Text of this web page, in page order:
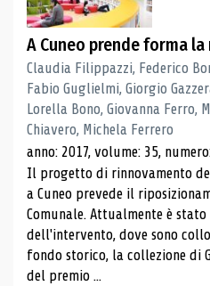
A Cuneo prende forma
Claudia Filippazzi, Federico
Fabio Guglielmi, Giorgio
Lorella Bono, Giovanna Ferro,
Chiavero, Michela Ferrero
anno: 2017, volume: 35,
Il progetto di rinnovamento
a Cuneo prevede il
Comunale. Attualmente è
dell'intervento, dove sono
fondo storico, la collezione di
del premio ...